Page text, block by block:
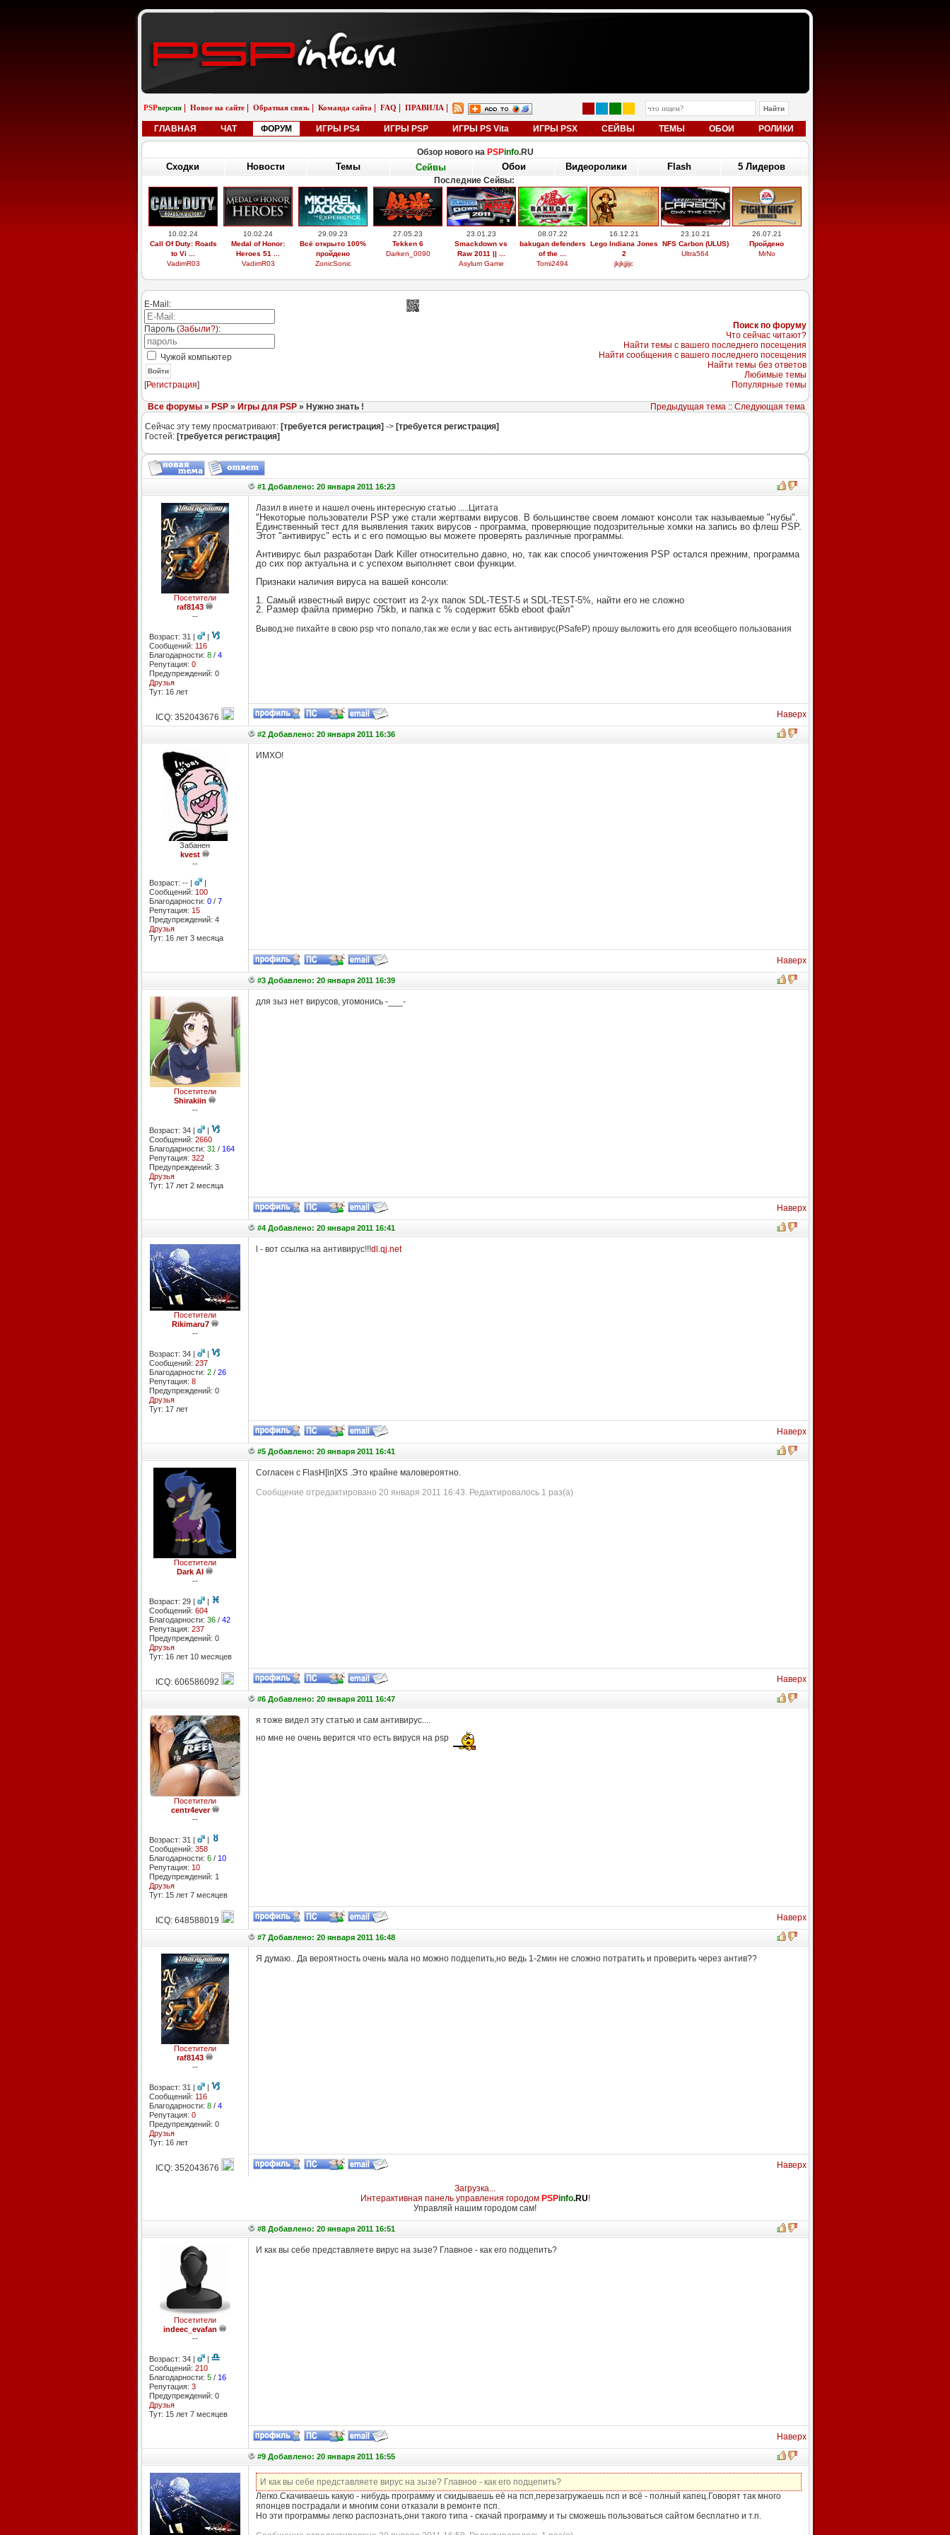
PSPверсия Новое на сайте Обратная связь Команда сайта FAQ ПРАВИЛА
ГЛАВНАЯ ЧАТ ФОРУМ ИГРЫ PS4 ИГРЫ PSP ИГРЫ PS Vita ИГРЫ PSX СЕЙВЫ ТЕМЫ ОБОИ РОЛИКИ
Обзор нового на PSPinfo.RU
Сходки Новости Темы Сейвы Обои Видеоролики Flash 5 Лидеров
Последние Сейвы:
10.02.24
Call Of Duty: Roads
to Vi ...
VadimR03
10.02.24
Medal of Honor:
Heroes 51 ...
VadimR03
29.09.23
Всё открыто 100%
пройдено
ZonicSonic
27.05.23
Tekken 6
Darken_0090
23.01.23
Smackdown vs
Raw 2011 || ...
Asylum Game
08.07.22
bakugan defenders
of the ...
Tomi2494
16.12.21
Lego Indiana Jones
2
jkjkjjijc
23.10.21
NFS Carbon (ULUS)
Ultra564
26.07.21
Пройдено
MrNo
E-Mail:
Пароль (Забыли?):
Чужой компьютер
Войти
[Регистрация]
Поиск по форуму
Что сейчас читают?
Найти темы с вашего последнего посещения
Найти сообщения с вашего последнего посещения
Найти темы без ответов
Любимые темы
Популярные темы
Все форумы» PSP» Игры для PSP» Нужно знать ! Предыдущая тема:: Следующая тема
Сейчас эту тему просматривают: [требуется регистрация] -> [требуется регистрация]
Гостей: [требуется регистрация]
#1 Добавлено: 20 января 2011 16:23
Посетители
raf8143
--
Возраст: 31 |
|
Сообщений: 116
Благодарности: 8/ 4
Репутация: 0
Предупреждений: 0
Друзья
Тут: 16 лет
Лазил в инете и нашел очень интересную статью .....Цитата
"Некоторые пользователи PSP уже стали жертвами вирусов. В большинстве своем ломают консоли так называемые "нубы".
Единственный тест для выявления таких вирусов - программа, проверяющие подозрительные хомки на запись во флеш PSP.
Этот "антивирус" есть и с его помощью вы можете проверять различные программы.
Антивирус был разработан Dark Killer относительно давно, но, так как способ уничтожения PSP остался прежним, программа
до сих пор актуальна и с успехом выполняет свои функции.
Признаки наличия вируса на вашей консоли:
1. Самый известный вирус состоит из 2-ух папок SDL-TEST-5 и SDL-TEST-5%, найти его не сложно
2. Размер файла примерно 75kb, и папка с % содержит 65kb eboot файл"
Вывод:не пихайте в свою psp что попало,так же если у вас есть антивирус(PSafeP) прошу выложить его для всеобщего пользования
ICQ: 352043676 Наверх
#2 Добавлено: 20 января 2011 16:36
Забанен
kvest
--
Возраст: -- |
|
Сообщений: 100
Благодарности: 0/ 7
Репутация: 15
Предупреждений: 4
Друзья
Тут: 16 лет 3 месяцa
ИМХО!
Наверх
#3 Добавлено: 20 января 2011 16:39
Посетители
Shirakiin
--
Возраст: 34 |
|
Сообщений: 2660
Благодарности: 31 / 164
Репутация: 322
Предупреждений: 3
Друзья
Тут: 17 лет 2 месяцa
для зыз нет вирусов, угомонись -___-
Наверх
#4 Добавлено: 20 января 2011 16:41
Посетители
Rikimaru7
--
Возраст: 34 |
|
Сообщений: 237
Благодарности: 2/ 26
Репутация: 8
Предупреждений: 0
Друзья
Тут: 17 лет
l - вот ссылка на антивирус!!!dl.qj.net
Наверх
#5 Добавлено: 20 января 2011 16:41
Посетители
Dark Al
--
Возраст: 29 |
|
Сообщений: 604
Благодарности: 36/ 42
Репутация: 237
Предупреждений: 0
Друзья
Тут: 16 лет 10 месяцев
Согласен с FlasH[in]XS .Это крайне маловероятно.
Сообщение отредактировано 20 января 2011 16:43. Редактировалось 1 раз(а)
ICQ: 606586092 Наверх
#6 Добавлено: 20 января 2011 16:47
Посетители
centr4ever
--
Возраст: 31 |
|
Сообщений: 358
Благодарности: 6/ 10
Репутация: 10
Предупреждений: 1
Друзья
Тут: 15 лет 7 месяцев
я тоже видел эту статью и сам антивирус....
но мне не очень верится что есть вируся на psp
ICQ: 648588019 Наверх
#7 Добавлено: 20 января 2011 16:48
Посетители
raf8143
--
Возраст: 31 |
|
Сообщений: 116
Благодарности: 8/ 4
Репутация: 0
Предупреждений: 0
Друзья
Тут: 16 лет
Я думаю.. Да вероятность очень мала но можно подцепить,но ведь 1-2мин не сложно потратить и проверить через антив??
ICQ: 352043676 Наверх
Загрузка...
Интерактивная панель управления городом PSPinfo.RU!
Управляй нашим городом сам!
#8 Добавлено: 20 января 2011 16:51
Посетители
indeec_evafan
--
Возраст: 34 |
|
Сообщений: 210
Благодарности: 5/ 16
Репутация: 3
Предупреждений: 0
Друзья
Тут: 15 лет 7 месяцев
И как вы себе представляете вирус на зызе? Главное - как его подцепить?
Наверх
#9 Добавлено: 20 января 2011 16:55
И как вы себе представляете вирус на зызе? Главное - как его подцепить?
Легко.Скачиваешь какую - нибудь программу и скидываешь её на псп,перезагружаешь псп и всё - полный капец.Говорят так много
японцев пострадали и многим сони отказали в ремонте псп.
Но эти программы легко распознать,они такого типа - скачай программу и ты сможешь пользоваться сайтом бесплатно и т.п.